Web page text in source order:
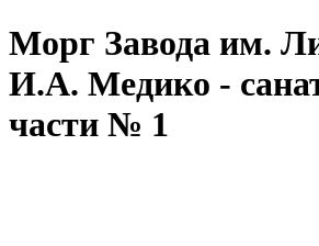
Морг Завода им.
И.А. Медико -
части № 1